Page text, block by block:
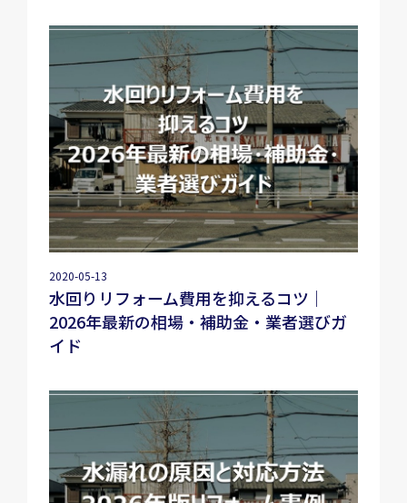
2020-05-13
水回りリフォーム費用を抑えるコツ｜
2026年最新の相場・補助金・業者選びガ
イド